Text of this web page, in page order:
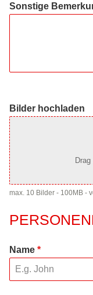
Sonstige
Bilder hochladen
max. 10 Bilder - 100MB -
Name *